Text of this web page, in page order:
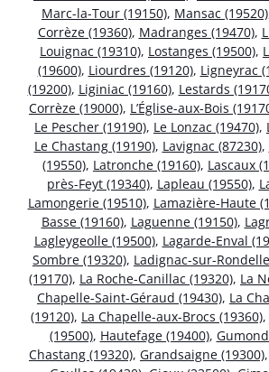
Marc-la-Tour (19150), Mansac (19520)
Corrèze (19360), Madranges (19470),
Louignac (19310), Lostanges (19500),
(19600), Liourdres (19120), Ligneyrac
(19200), Liginiac (19160), Lestards
Corrèze (19000), L’Église-aux-Bois
Le Pescher (19190), Le Lonzac (19470),
Le Chastang (19190), Lavignac (87230),
(19550), Latronche (19160), Lascaux
près-Feyt (19340), Lapleau (19550),
Lamongerie (19510), Lamazière-Haute
Basse (19160), Laguenne (19150),
Lagleygeolle (19500), Lagarde-Enval
Sombre (19320), Ladignac-sur-
(19170), La Roche-Canillac (19320), La
Chapelle-Saint-Géraud (19430), La
(19120), La Chapelle-aux-Brocs (19360),
(19500), Hautefage (19400),
Chastang (19320), Grandsaigne (19300),